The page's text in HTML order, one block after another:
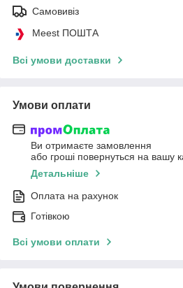
Самовивіз
Meest ПОШТА
Всі умови доставки
Умови оплати
Ви отримаєте замовлення
або гроші повернуться на вашу
Детальніше
Оплата на рахунок
Готівкою
Всі умови оплати